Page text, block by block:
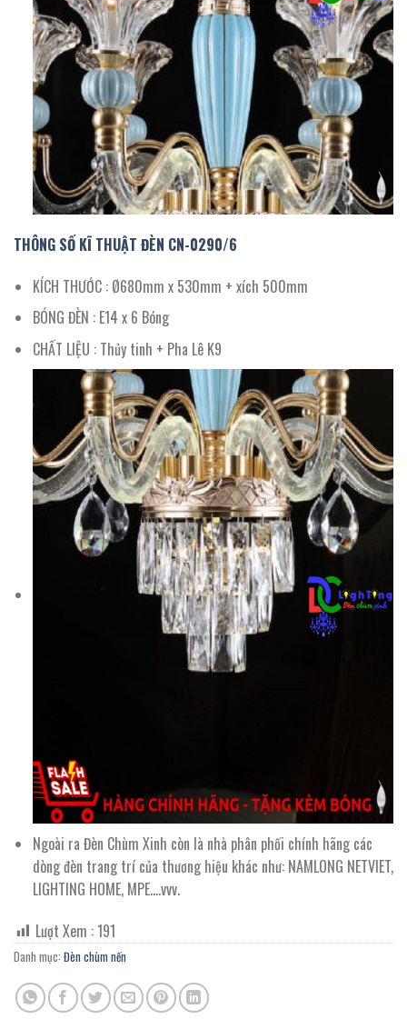
THÔNG SỐ KĨ THUẬT ĐÈN CN-0290/6
KÍCH THƯỚC : Ø680mm x 530mm + xích 500mm
BÓNG ĐÈN : E14 x 6 Bóng
CHẤT LIỆU : Thủy tinh + Pha Lê K9
Ngoài ra Đèn Chùm Xinh còn là nhà phân phối chính hãng các
dòng đèn trang trí của thương hiệu khác như: NAMLONG NETVIET,
LIGHTING HOME, MPE….vvv.
Lượt Xem :191
Danh mục: Đèn chùm nến